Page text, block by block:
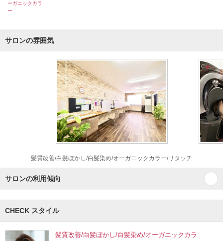
ーガニックカラ
ー
サロンの雰囲気
髪質改善/白髪ぼかし/白髪染め/オーガニックカラー/リタッチ
サロンの利用傾向
CHECK スタイル
髪質改善/白髪ぼかし/白髪染め/オーガニックカラ